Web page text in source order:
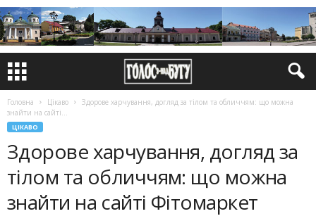
Головна Цікаво
Здорове харчування, догляд за тілом та обличчям: що можна
знайти на сайті...
ЦІКАВО
Здорове харчування, догляд за
тілом та обличчям: що можна
знайти на сайті Фітомаркет